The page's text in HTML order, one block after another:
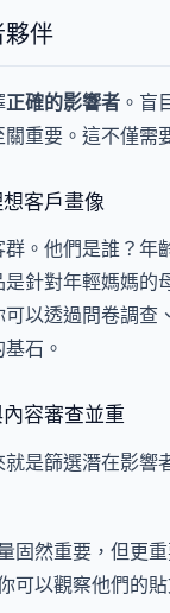
伴
正確的影響者 。盲
重要。這不僅
客戶畫像
。他們是誰？
針對年輕媽媽
以透過問卷調
石。
容審查並重
是篩選潛在影
固然重要，但更
可以觀察他們的